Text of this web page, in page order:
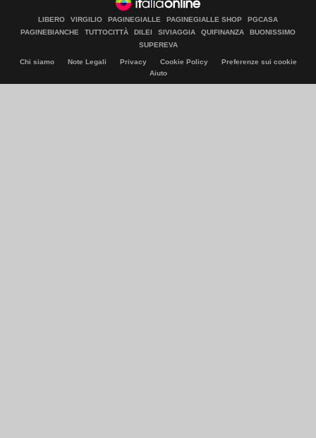
LIBERO VIRGILIO PAGINEGIALLE PAGINEGIALLE SHOP
PGCASA
PAGINEBIANCHE
TUTTOCITTÀ DILEI SIVIAGGIA QUIFINANZA
BUONISSIMO
SUPEREVA
Chi siamo Note Legali Privacy Cookie Policy
Preferenze sui cookie
Aiuto